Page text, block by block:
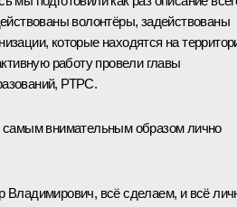
волонтёры, задействованы
которые находятся на
работу провели главы
РТРС.
внимательным образом лично
Владимирович, всё сделаем, и всё